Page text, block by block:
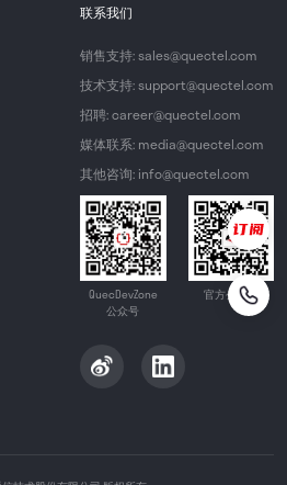
联系我们
销售支持: sales@quectel.com
技术支持: support@quectel.com
招聘: career@quectel.com
媒体联系: media@quectel.com
其他咨询: info@quectel.com
QuecDevZone
公众号
官方公众号